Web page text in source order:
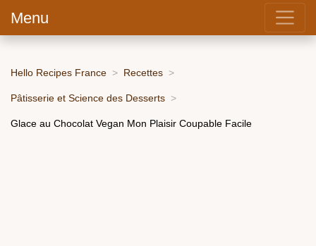
Menu
Hello Recipes France Recettes
Pâtisserie et Science des Desserts
Glace au Chocolat Vegan Mon Plaisir Coupable Facile